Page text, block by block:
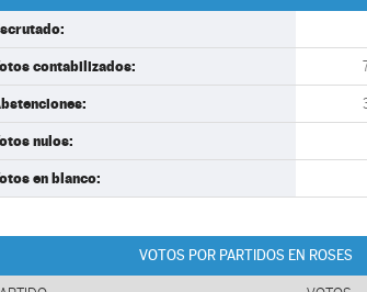
contabilizados:
nulos:
en blanco:
VOTOS POR PARTIDOS EN ROSES